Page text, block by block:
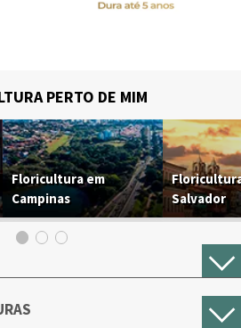
PERTO DE MIM
Floricultura em
Campinas
Salvador